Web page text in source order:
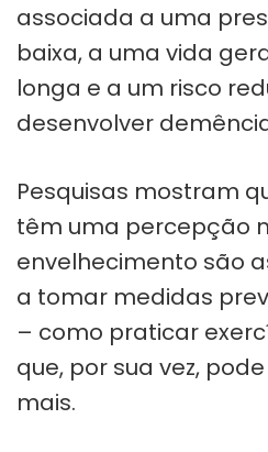
associada a uma
baixa, a uma vida
longa e a um risco
desenvolver
Pesquisas mostram
têm uma percepção
envelhecimento são
a tomar medidas
– como praticar
que, por sua vez,
mais.